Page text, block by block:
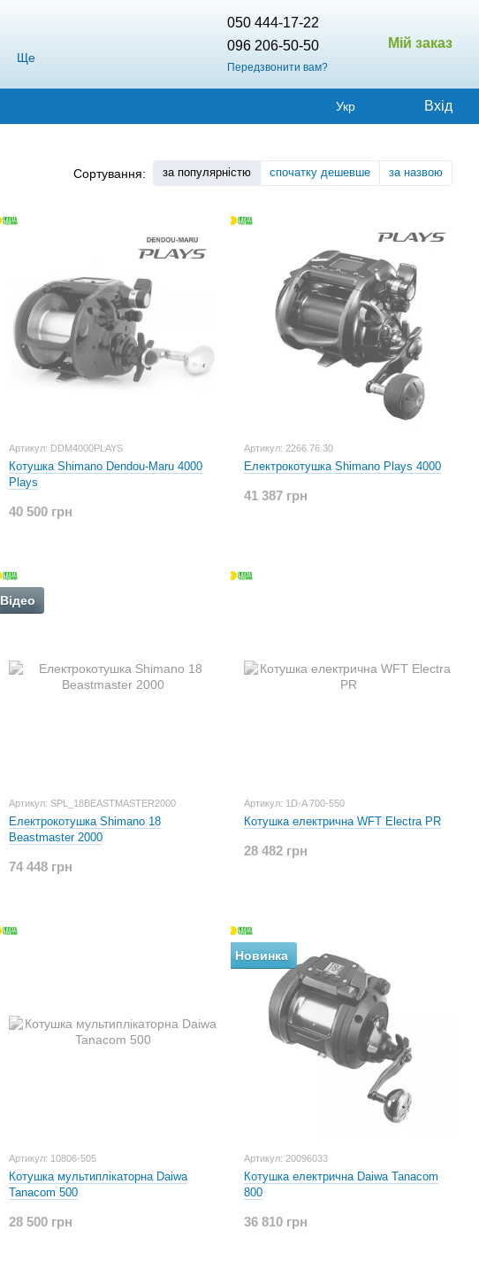
Ще
050 444-17-22
096 206-50-50
Передзвонити вам?
Мій заказ
Укр Вхід
Сортування: за популярністю спочатку дешевше за назвою
Артикул: DDM4000PLAYS
Котушка Shimano Dendou-Maru 4000
Plays
40 500 грн
Артикул: 2266.76.30
Електрокотушка Shimano Plays 4000
41 387 грн
Відео
Артикул: SPL_18BEASTMASTER2000
Електрокотушка Shimano 18
Beastmaster 2000
74 448 грн
Артикул: 1D-A 700-550
Котушка електрична WFT Electra PR
28 482 грн
Артикул: 10806-505
Котушка мультиплікаторна Daiwa
Tanacom 500
28 500 грн
Новинка
Артикул: 20096033
Котушка електрична Daiwa Tanacom
800
36 810 грн